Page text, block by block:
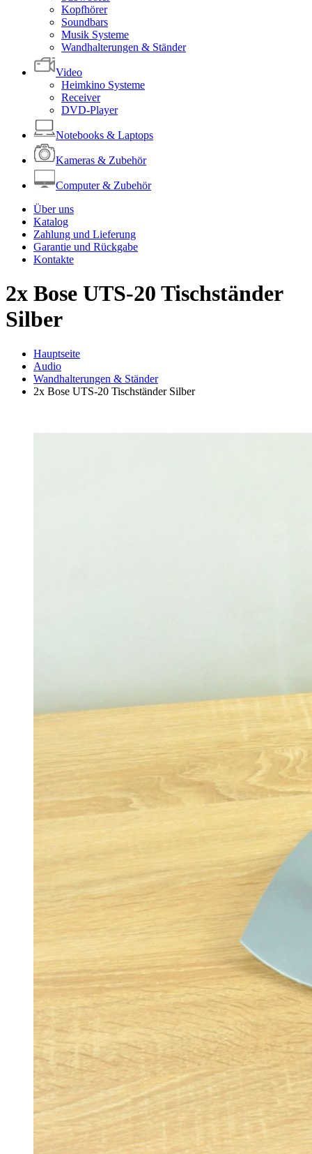
Kopfhörer
Soundbars
Musik Systeme
Wandhalterungen & Ständer
Video
Heimkino Systeme
Receiver
DVD-Player
Notebooks & Laptops
Kameras & Zubehör
Computer & Zubehör
Über uns
Katalog
Zahlung und Lieferung
Garantie und Rückgabe
Kontakte
2x Bose UTS-20 Tischständer
Silber
Hauptseite
Audio
Wandhalterungen & Ständer
2x Bose UTS-20 Tischständer Silber